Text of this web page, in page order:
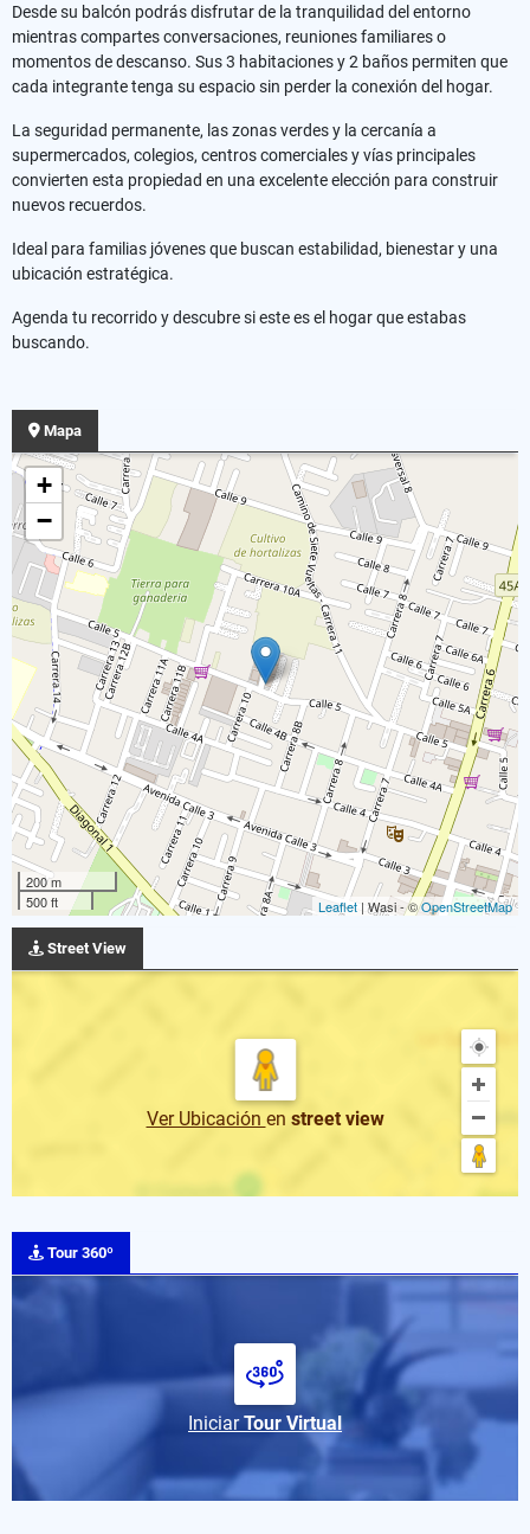
Desde su balcón podrás disfrutar de la tranquilidad del entorno
mientras compartes conversaciones, reuniones familiares o
momentos de descanso. Sus 3 habitaciones y 2 baños permiten que
cada integrante tenga su espacio sin perder la conexión del hogar.
La seguridad permanente, las zonas verdes y la cercanía a
supermercados, colegios, centros comerciales y vías principales
convierten esta propiedad en una excelente elección para construir
nuevos recuerdos.
Ideal para familias jóvenes que buscan estabilidad, bienestar y una
ubicación estratégica.
Agenda tu recorrido y descubre si este es el hogar que estabas
buscando.
Mapa
+
−
200 m
500 ft
Leaflet | Wasi - ©OpenStreetMap
Street View
Ver Ubicación en street view
Tour 360º
IniciarTour Virtual